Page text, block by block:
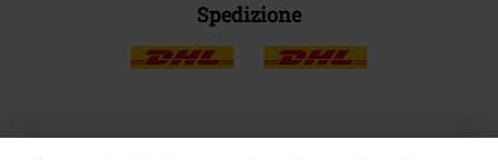
Spedizione